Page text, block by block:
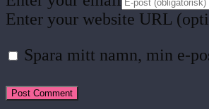
Enter your website URL
Spara mitt namn, min e-